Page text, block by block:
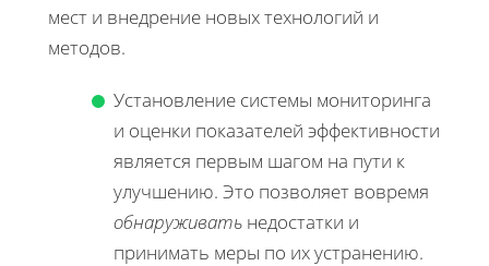
мест и внедрение новых технологий и
методов.
Установление системы мониторинга
и оценки показателей эффективности
является первым шагом на пути к
улучшению. Это позволяет вовремя
обнаруживать недостатки и
принимать меры по их устранению.